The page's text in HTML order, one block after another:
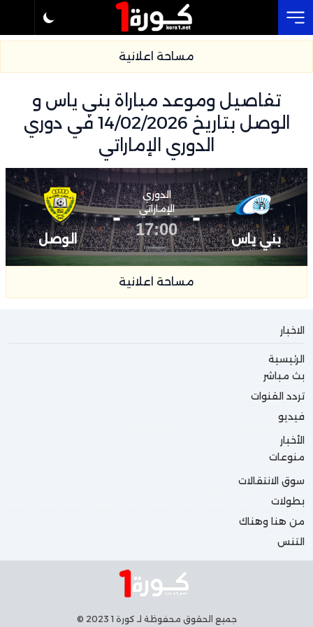
مساحة اعلانية
تفاصيل وموعد مباراة بني ياس و
الوصل بتاريخ 14/02/2026 في دوري
الدوري الإماراتي
بني ياس
-
الدوري
الإماراتي
17:00
-
الوصل
مساحة اعلانية
الاخبار
الرئيسية
بث مباشر
تردد القنوات
فيديو
الأخبار
منوعات
سوق الانتقالات
بطولات
من هنا وهناك
التنس
جميع الحقوق محفوظة لـ كورة 1 2023 ©